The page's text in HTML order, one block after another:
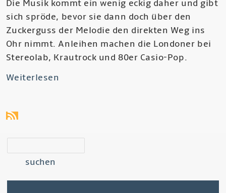
Doo-
Sigh
Die Musik kommt ein wenig eckig daher und gibt
sich spröde, bevor sie dann doch über den
Zuckerguss der Melodie den direkten Weg ins
Ohr nimmt. Anleihen machen die Londoner bei
Stereolab, Krautrock und 80er Casio-Pop.
Weiterlesen